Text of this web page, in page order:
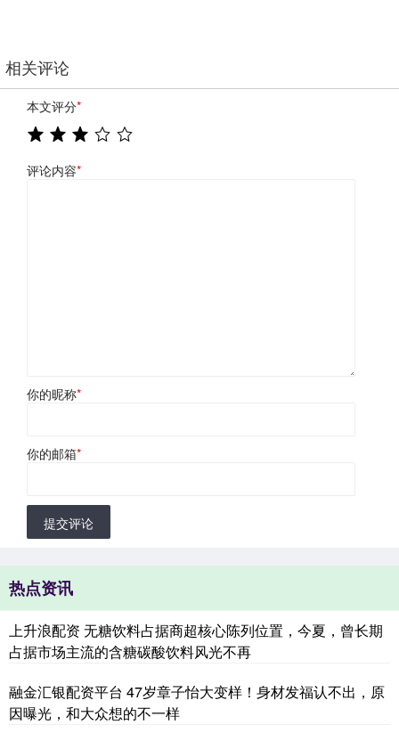
相关评论
本文评分*
评论内容*
你的昵称*
你的邮箱*
提交评论
热点资讯
上升浪配资 无糖饮料占据商超核心陈列位置，今夏，曾长期
占据市场主流的含糖碳酸饮料风光不再
融金汇银配资平台 47岁章子怡大变样！身材发福认不出，原
因曝光，和大众想的不一样